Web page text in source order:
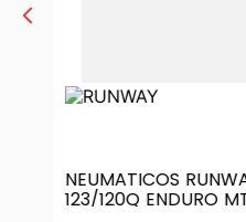
NEUMATICOS
123/120Q ENDURO